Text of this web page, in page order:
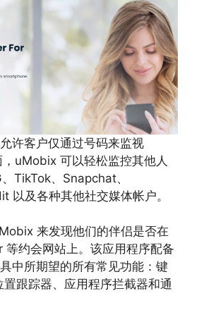
许客户仅通过号码来监视
uMobix 可以轻松监控其他人
TikTok、Snapchat、
以及各种其他社交媒体帐户。
来发现他们的伴侣是否在
约会网站上。该应用程序配备
中所期望的所有常见功能：键
跟踪器、应用程序拦截器和通